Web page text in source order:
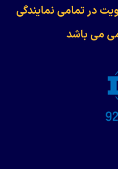
در تمامی نمایندگی
می باشد